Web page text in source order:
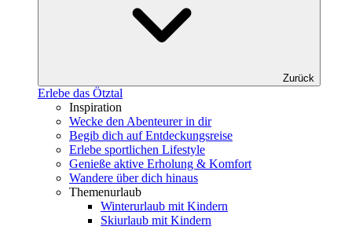
Zurück
Erlebe das Ötztal
Inspiration
Wecke den Abenteurer in dir
Begib dich auf Entdeckungsreise
Erlebe sportlichen Lifestyle
Genieße aktive Erholung & Komfort
Wandere über dich hinaus
Themenurlaub
Winterurlaub mit Kindern
Skiurlaub mit Kindern